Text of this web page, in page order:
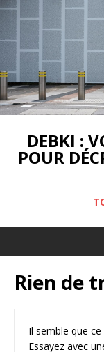
DEBKI :
POUR
Rien de
Il semble que
Essayez avec